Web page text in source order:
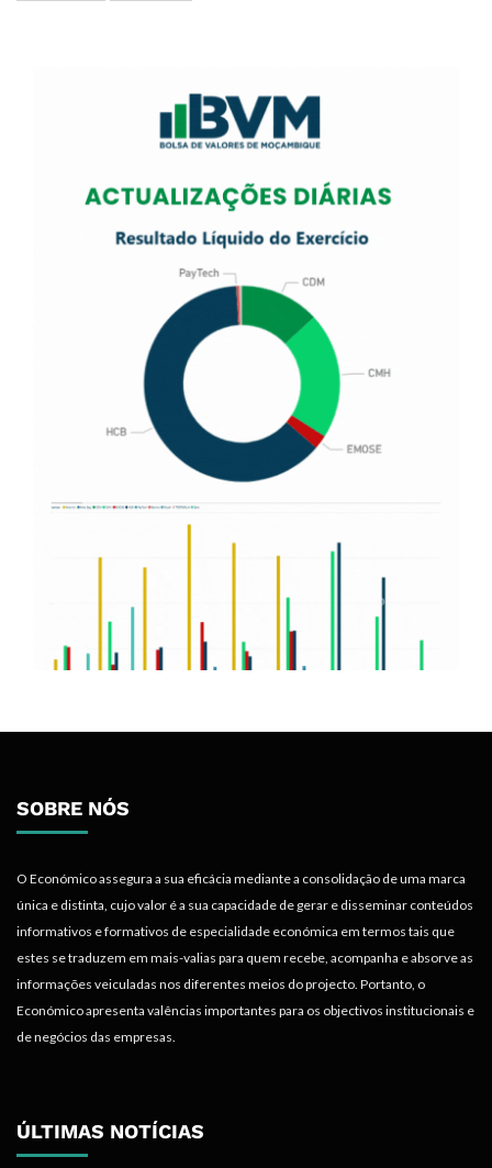
SOBRE NÓS
O Económico assegura a sua eficácia mediante a consolidação de uma marca
única e distinta, cujo valor é a sua capacidade de gerar e disseminar conteúdos
informativos e formativos de especialidade económica em termos tais que
estes se traduzem em mais-valias para quem recebe, acompanha e absorve as
informações veiculadas nos diferentes meios do projecto. Portanto, o
Económico apresenta valências importantes para os objectivos institucionais e
de negócios das empresas.
ÚLTIMAS NOTÍCIAS